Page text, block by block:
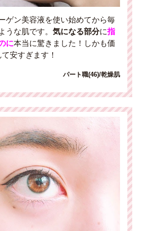
ゲン美容液を使い始めてから毎
うな肌です。 気になる部分に指
に本当に驚きました！しかも価
て安すぎます！
パート職(46)/乾燥肌